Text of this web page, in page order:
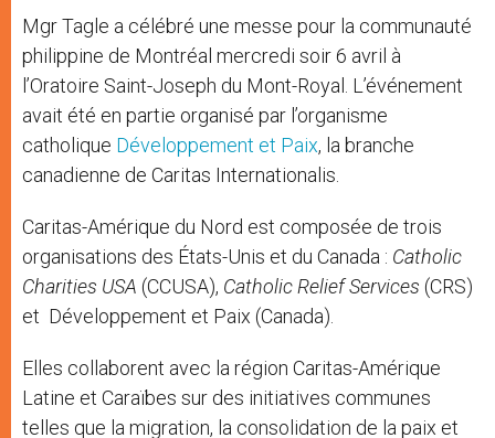
Mgr Tagle a célébré une messe pour la communauté
philippine de Montréal mercredi soir 6 avril à
l’Oratoire Saint-Joseph du Mont-Royal. L’événement
avait été en partie organisé par l’organisme
catholique Développement et Paix, la branche
canadienne de Caritas Internationalis.
Caritas-Amérique du Nord est composée de trois
organisations des États-Unis et du Canada : Catholic
Charities USA (CCUSA), Catholic ReliefServices (CRS)
et Développement et Paix (Canada).
Elles collaborent avec la région Caritas-Amérique
Latine et Caraïbes sur des initiatives communes
telles que la migration, la consolidation de la paix et